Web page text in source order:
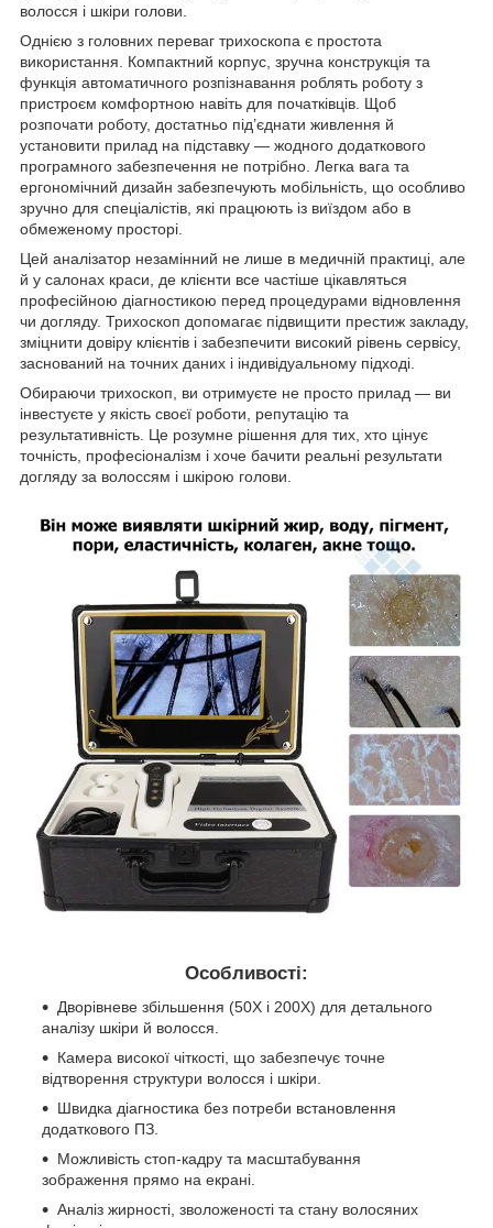
волосся і шкіри голови.
Однією з головних переваг трихоскопа є простота
використання. Компактний корпус, зручна конструкція та
функція автоматичного розпізнавання роблять роботу з
пристроєм комфортною навіть для початківців. Щоб
розпочати роботу, достатньо під’єднати живлення й
установити прилад на підставку — жодного додаткового
програмного забезпечення не потрібно. Легка вага та
ергономічний дизайн забезпечують мобільність, що особливо
зручно для спеціалістів, які працюють із виїздом або в
обмеженому просторі.
Цей аналізатор незамінний не лише в медичній практиці, але
й у салонах краси, де клієнти все частіше цікавляться
професійною діагностикою перед процедурами відновлення
чи догляду. Трихоскоп допомагає підвищити престиж закладу,
зміцнити довіру клієнтів і забезпечити високий рівень сервісу,
заснований на точних даних і індивідуальному підході.
Обираючи трихоскоп, ви отримуєте не просто прилад — ви
інвестуєте у якість своєї роботи, репутацію та
результативність. Це розумне рішення для тих, хто цінує
точність, професіоналізм і хоче бачити реальні результати
догляду за волоссям і шкірою голови.
Особливості:
Дворівневе збільшення (50X і 200X) для детального
аналізу шкіри й волосся.
Камера високої чіткості, що забезпечує точне
відтворення структури волосся і шкіри.
Швидка діагностика без потреби встановлення
додаткового ПЗ.
Можливість стоп-кадру та масштабування
зображення прямо на екрані.
Аналіз жирності, зволоженості та стану волосяних